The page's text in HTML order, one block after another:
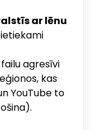
ar lēnu
agresīvi
kas
YouTube to